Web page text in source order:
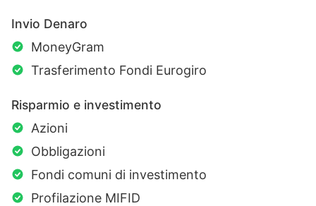
Invio Denaro
MoneyGram
Trasferimento Fondi Eurogiro
Risparmio e investimento
Azioni
Obbligazioni
Fondi comuni di investimento
Profilazione MIFID